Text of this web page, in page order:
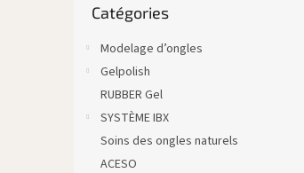
les
Catégories
Modelage d’ongles
Gelpolish
RUBBER Gel
SYSTÈME IBX
Soins des ongles naturels
ACESO